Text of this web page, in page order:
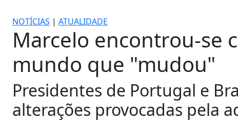
NOTÍCIAS | ATUALIDADE
Marcelo encontrou-se
mundo que "mudou"
Presidentes de Portugal e
alterações provocadas pela